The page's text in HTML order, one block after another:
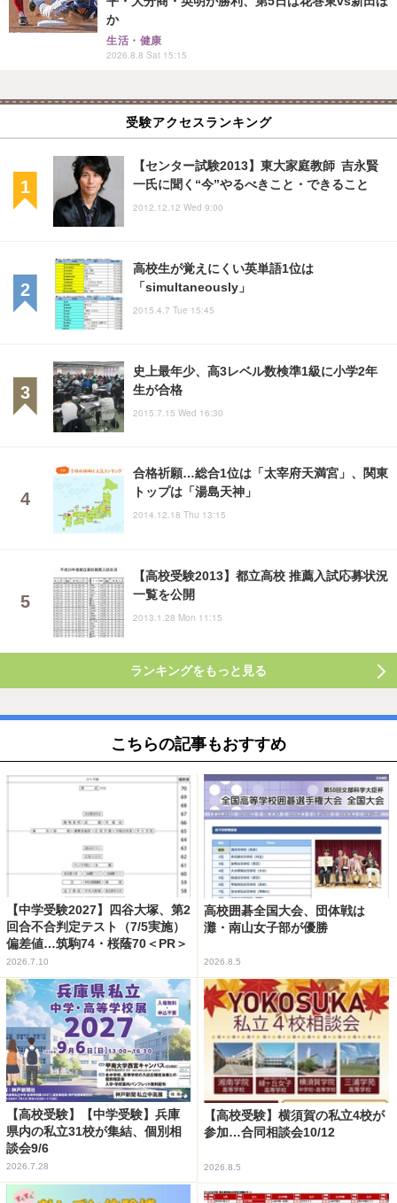
か
生活・健康
2026.8.8 Sat 15:15
受験アクセスランキング
【センター試験2013】東大家庭教師 吉永賢
一氏に聞く“今”やるべきこと・できること
2012.12.12 Wed 9:00
高校生が覚えにくい英単語1位は
「simultaneously」
2015.4.7 Tue 15:45
史上最年少、高3レベル数検準1級に小学2年
生が合格
2015.7.15 Wed 16:30
合格祈願…総合1位は「太宰府天満宮」、関東
トップは「湯島天神」
2014.12.18 Thu 13:15
【高校受験2013】都立高校 推薦入試応募状況
一覧を公開
2013.1.28 Mon 11:15
ランキングをもっと見る
こちらの記事もおすすめ
【中学受験2027】四谷大塚、第2
回合不合判定テスト（7/5実施）
偏差値…筑駒74・桜蔭70＜PR＞
2026.7.10
高校囲碁全国大会、団体戦は
灘・南山女子部が優勝
2026.8.5
【高校受験】【中学受験】兵庫
県内の私立31校が集結、個別相
談会9/6
2026.7.28
【高校受験】横須賀の私立4校が
参加…合同相談会10/12
2026.8.5